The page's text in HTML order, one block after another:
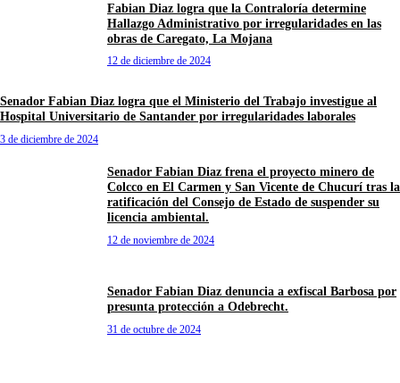
Fabian Diaz logra que la Contraloría determine
Hallazgo Administrativo por irregularidades en las
obras de Caregato, La Mojana
12 de diciembre de 2024
Senador Fabian Diaz logra que el Ministerio del Trabajo investigue al
Hospital Universitario de Santander por irregularidades laborales
3 de diciembre de 2024
Senador Fabian Diaz frena el proyecto minero de
Colcco en El Carmen y San Vicente de Chucurí tras la
ratificación del Consejo de Estado de suspender su
licencia ambiental.
12 de noviembre de 2024
Senador Fabian Diaz denuncia a exfiscal Barbosa por
presunta protección a Odebrecht.
31 de octubre de 2024